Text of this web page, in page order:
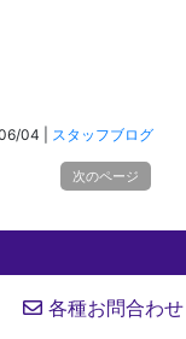
04 スタッフブログ
次のページ
各種お問合わせ